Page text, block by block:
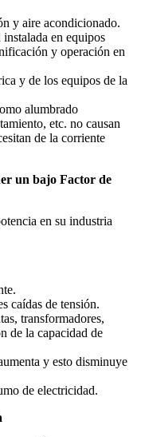
y aire acondicionado.
en equipos
y operación en
y de los equipos de la
alumbrado
etc. no causan
de la corriente
un bajo Factor de
en su industria
caídas de tensión.
transformadores,
de la capacidad de
y esto disminuye
de electricidad.